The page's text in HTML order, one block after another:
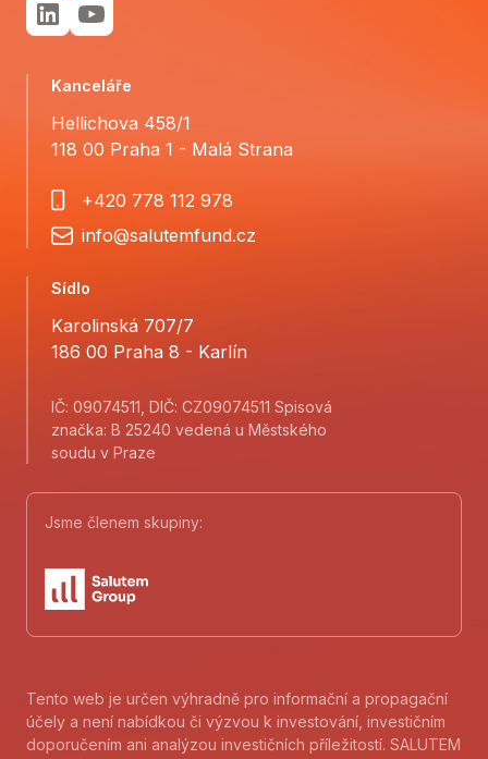
Kanceláře
Hellichova 458/1
118 00 Praha 1 - Malá Strana
+420 778 112 978
info@salutemfund.cz
Sídlo
Karolinská 707/7
186 00 Praha 8 - Karlín
IČ: 09074511, DIČ: CZ09074511 Spisová
značka: B 25240 vedená u Městského
soudu v Praze
Jsme členem skupiny:
Tento web je určen výhradně pro informační a propagační
účely a není nabídkou či výzvou k investování, investičním
doporučením ani analýzou investičních příležitostí. SALUTEM